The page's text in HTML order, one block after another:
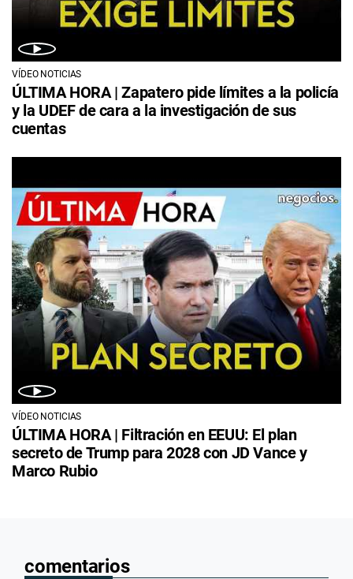
VÍDEO NOTICIAS
ÚLTIMA HORA | Zapatero pide límites a la policía
y la UDEF de cara a la investigación de sus
cuentas
VÍDEO NOTICIAS
ÚLTIMA HORA | Filtración en EEUU: El plan
secreto de Trump para 2028 con JD Vance y
Marco Rubio
comentarios